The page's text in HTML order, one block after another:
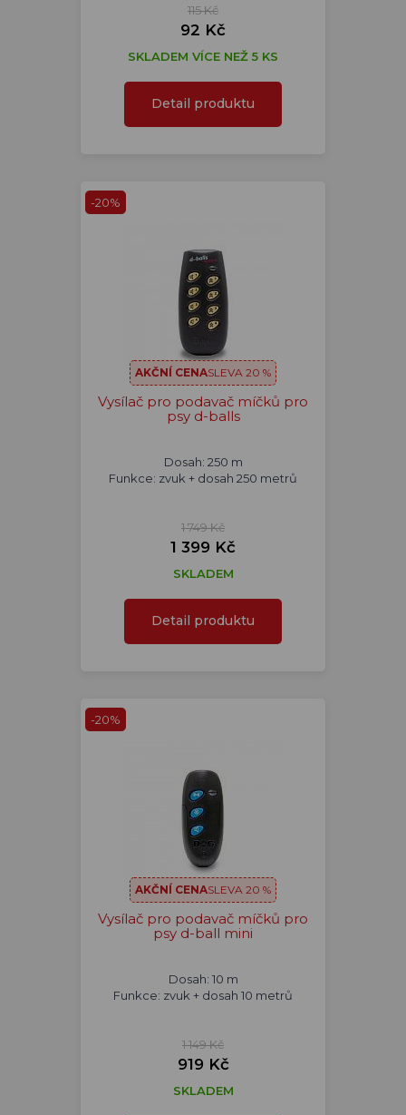
115 Kč
92 Kč
SKLADEM VÍCE NEŽ 5 KS
Detail produktu
-20%
AKČNÍ CENASLEVA 20 %
Vysílač pro podavač míčků pro
psy d-balls
Dosah: 250 m
Funkce: zvuk + dosah 250 metrů
1 749 Kč
1 399 Kč
SKLADEM
Detail produktu
-20%
AKČNÍ CENASLEVA 20 %
Vysílač pro podavač míčků pro
psy d-ball mini
Dosah: 10 m
Funkce: zvuk + dosah 10 metrů
1 149 Kč
919 Kč
SKLADEM